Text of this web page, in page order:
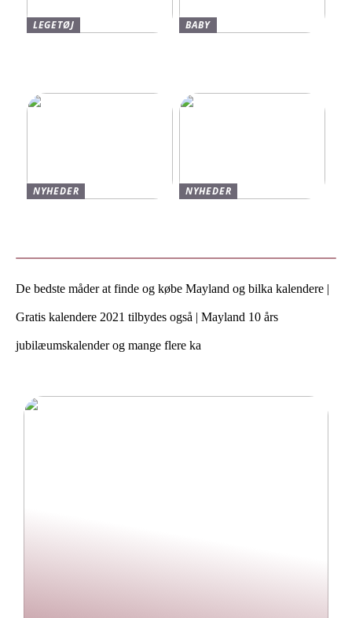
LEGETØJ
BABY
NYHEDER
NYHEDER
De bedste måder at finde og købe Mayland og bilka kalendere |
Gratis kalendere 2021 tilbydes også | Mayland 10 års
jubilæumskalender og mange flere ka